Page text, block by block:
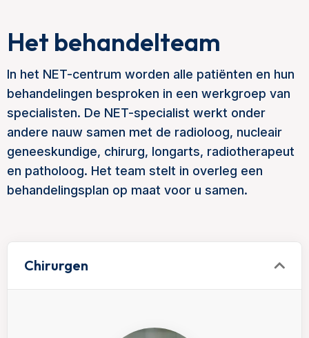
Het behandelteam
In het NET-centrum worden alle patiënten en hun
behandelingen besproken in een werkgroep van
specialisten. De NET-specialist werkt onder
andere nauw samen met de radioloog, nucleair
geneeskundige, chirurg, longarts, radiotherapeut
en patholoog. Het team stelt in overleg een
behandelingsplan op maat voor u samen.
Chirurgen